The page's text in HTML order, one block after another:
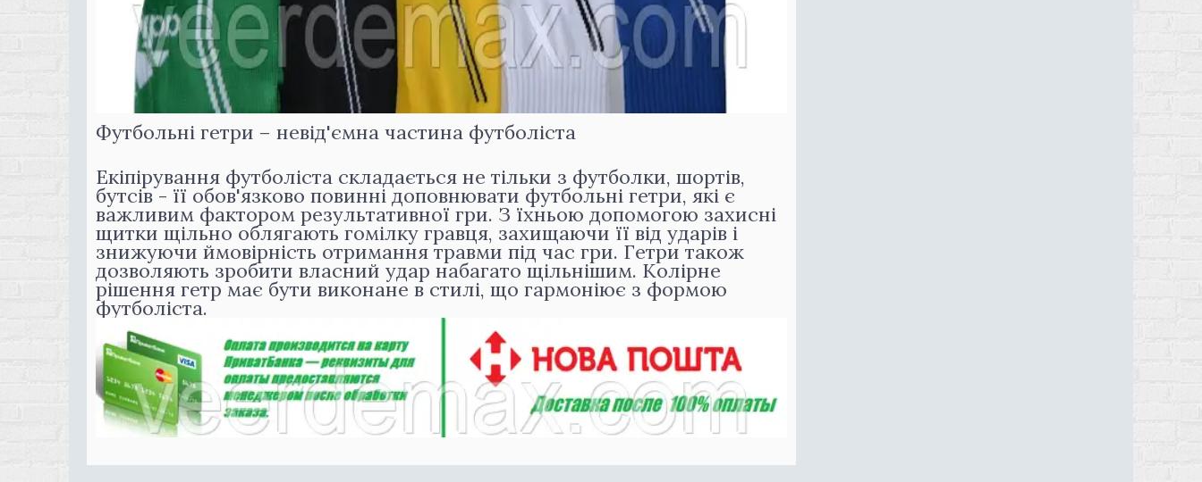
Футбольні гетри – невід'ємна частина футболіста
Екіпірування футболіста складається не тільки з футболки, шортів,
бутсів - її обов'язково повинні доповнювати футбольні гетри, які є
важливим фактором результативної гри. З їхньою допомогою захисні
щитки щільно облягають гомілку гравця, захищаючи її від ударів і
знижуючи ймовірність отримання травми під час гри. Гетри також
дозволяють зробити власний удар набагато щільнішим. Колірне
рішення гетр має бути виконане в стилі, що гармоніює з формою
футболіста.